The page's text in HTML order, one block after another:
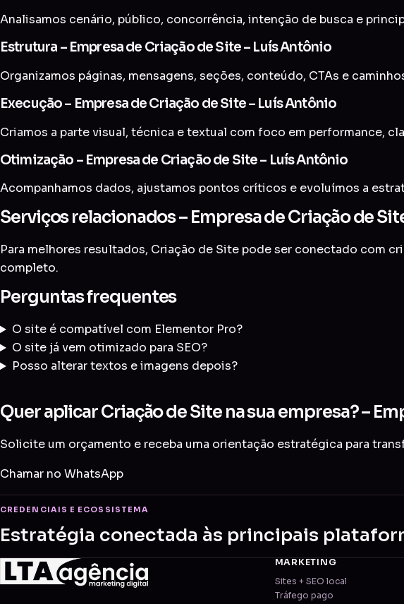
Analisamos cenário, público, concorrência, intenção de busca e
Estrutura – Empresa de Criação de Site – Luís Antônio
Organizamos páginas, mensagens, seções, conteúdo, CTAs e
Execução – Empresa de Criação de Site – Luís Antônio
Criamos a parte visual, técnica e textual com foco em performance,
Otimização – Empresa de Criação de Site – Luís Antônio
Acompanhamos dados, ajustamos pontos críticos e evoluímos a
Serviços relacionados – Empresa de Criação de
Para melhores resultados, Criação de Site pode ser conectado com
completo.
Perguntas frequentes
O site é compatível com Elementor Pro?
O site já vem otimizado para SEO?
Posso alterar textos e imagens depois?
Quer aplicar Criação de Site na sua empresa? –
Solicite um orçamento e receba uma orientação estratégica para
Chamar no WhatsApp
CREDENCIAIS E ECOSSISTEMA
Estratégia conectada às principais
MARKETING
Sites + SEO local
Tráfego pago